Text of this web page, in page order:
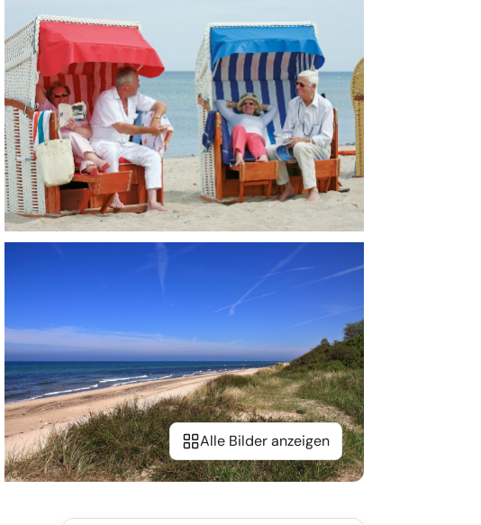
Alle Bilder anzeigen